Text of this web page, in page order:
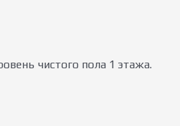
чистого пола 1 этажа.